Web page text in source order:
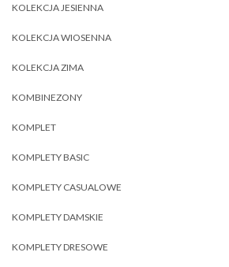
KOLEKCJA JESIENNA
KOLEKCJA WIOSENNA
KOLEKCJA ZIMA
KOMBINEZONY
KOMPLET
KOMPLETY BASIC
KOMPLETY CASUALOWE
KOMPLETY DAMSKIE
KOMPLETY DRESOWE